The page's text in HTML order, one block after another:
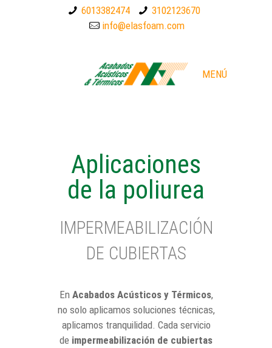
6013382474
3102123670
info@elasfoam.com
MENÚ
Aplicaciones
de la poliurea
IMPERMEABILIZACIÓN
DE CUBIERTAS
En Acabados Acústicos y Térmicos,
no solo aplicamos soluciones técnicas,
aplicamos tranquilidad. Cada servicio
de impermeabilización de cubiertas